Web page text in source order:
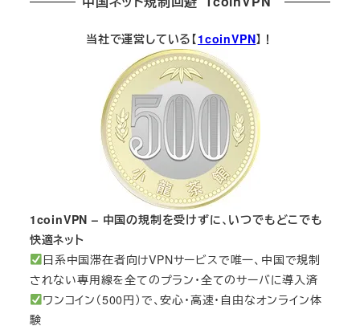
当社で運営している【1coinVPN】！
1coinVPN – 中国の規制を受けずに、いつでもどこでも
快適ネット
日系中国滞在者向けVPNサービスで唯一、中国で規制
されない専用線を全てのプラン・全てのサーバに導入済
ワンコイン（500円）で、安心・高速・自由なオンライン体
験